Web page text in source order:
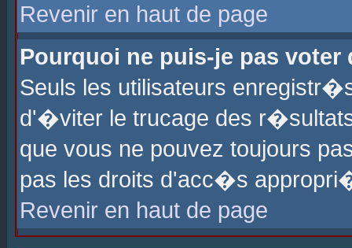
Revenir en haut de page
Pourquoi ne puis-je pas voter
Seuls les utilisateurs
d'�viter le trucage des
que vous ne pouvez toujours
pas les droits d'acc�s
Revenir en haut de page